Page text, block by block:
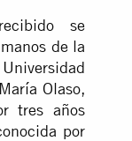
se
de la
Olaso,
tres años
por